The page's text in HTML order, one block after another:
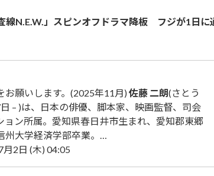
N.E.W.」スピンオフドラマ降板 フジが1日に
願いします。(2025年11月) 佐藤 二朗(さとう
– )は、日本の俳優、脚本家、映画監督、司会
ン所属。愛知県春日井市生まれ、愛知郡東郷
大学経済学部卒業。…
2日 (木) 04:05